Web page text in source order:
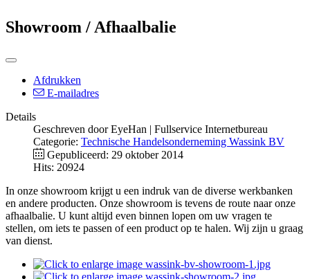
Showroom / Afhaalbalie
Afdrukken
E-mailadres
Details
Geschreven doorEyeHan | Fullservice Internetbureau
Categorie: Technische Handelsonderneming Wassink BV
Gepubliceerd: 29 oktober 2014
Hits: 20924
In onze showroom krijgt u een indruk van de diverse werkbanken
en andere producten. Onze showroom is tevens de route naar onze
afhaalbalie. U kunt altijd even binnen lopen om uw vragen te
stellen, om iets te passen of een product op te halen. Wij zijn u graag
van dienst.